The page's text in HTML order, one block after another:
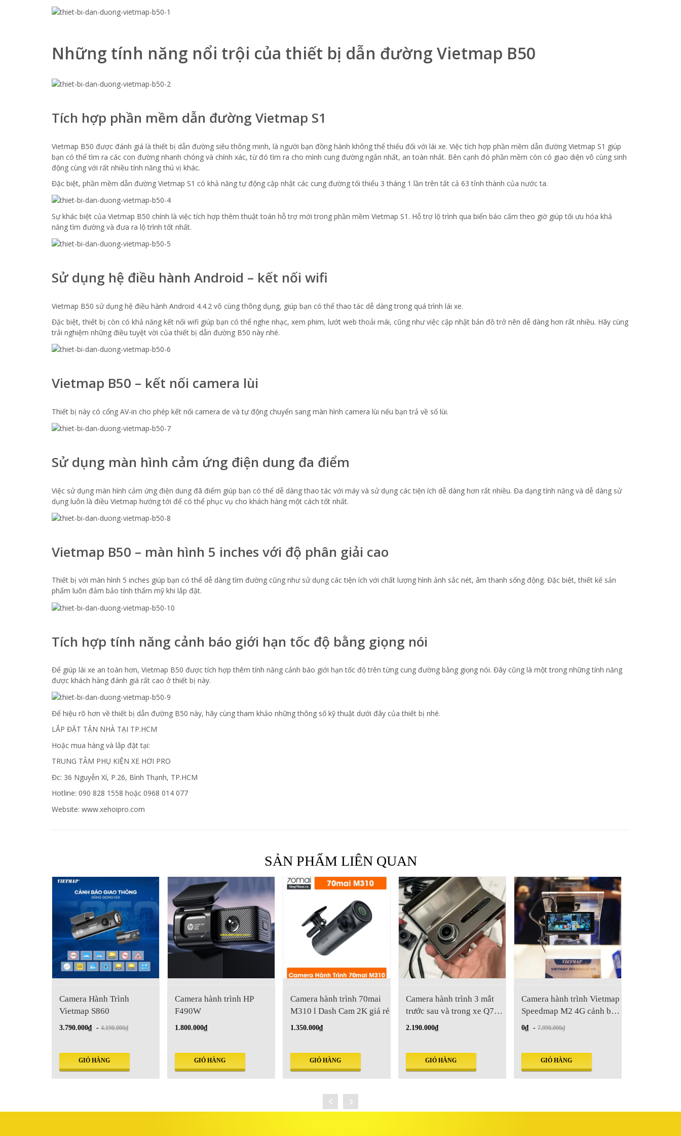
Những tính năng nổi trội của thiết bị dẫn đường Vietmap B50
Tích hợp phần mềm dẫn đường Vietmap S1
Vietmap B50 được đánh giá là thiết bị dẫn đường siêu thông minh, là người bạn đồng hành không thể thiếu đối với lái xe. Việc tích hợp phần mềm dẫn đường Vietmap S1 giúp
bạn có thể tìm ra các con đường nhanh chóng và chính xác, từ đó tìm ra cho mình cung đường ngắn nhất, an toàn nhất. Bên cạnh đó phần mềm còn có giao diện vô cùng sinh
động cùng với rất nhiều tính năng thú vị khác.
Đặc biệt, phần mềm dẫn đường Vietmap S1 có khả năng tự động cập nhật các cung đường tối thiểu 3 tháng 1 lần trên tất cả 63 tỉnh thành của nước ta.
Sự khác biệt của Vietmap B50 chính là việc tích hợp thêm thuật toán hỗ trợ mới trong phần mềm Vietmap S1. Hỗ trợ lộ trình qua biển báo cấm theo giờ giúp tối ưu hóa khả
năng tìm đường và đưa ra lộ trình tốt nhất.
Sử dụng hệ điều hành Android – kết nối wifi
Vietmap B50 sử dụng hệ điều hành Android 4.4.2 vô cùng thông dụng, giúp bạn có thể thao tác dễ dàng trong quá trình lái xe.
Đặc biệt, thiết bị còn có khả năng kết nối wifi giúp bạn có thể nghe nhạc, xem phim, lướt web thoải mái, cũng như việc cập nhật bản đồ trở nên dễ dàng hơn rất nhiều. Hãy cùng
trải nghiệm những điều tuyệt vời của thiết bị dẫn đường B50 này nhé.
Vietmap B50 – kết nối camera lùi
Thiết bị này có cổng AV-in cho phép kết nối camera de và tự động chuyển sang màn hình camera lùi nếu bạn trả về số lùi.
Sử dụng màn hình cảm ứng điện dung đa điểm
Việc sử dụng màn hình cảm ứng điện dung đã điểm giúp bạn có thể dễ dàng thao tác với máy và sử dụng các tiện ích dễ dàng hơn rất nhiều. Đa dạng tính năng và dễ dàng sử
dụng luôn là điều Vietmap hướng tới để có thể phục vụ cho khách hàng một cách tốt nhất.
Vietmap B50 – màn hình 5 inches với độ phân giải cao
Thiết bị với màn hình 5 inches giúp bạn có thể dễ dàng tìm đường cũng như sử dụng các tiện ích với chất lượng hình ảnh sắc nét, âm thanh sống động. Đặc biệt, thiết kế sản
phẩm luôn đảm bảo tính thẩm mỹ khi lắp đặt.
Tích hợp tính năng cảnh báo giới hạn tốc độ bằng giọng nói
Để giúp lái xe an toàn hơn, Vietmap B50 được tích hợp thêm tính năng cảnh báo giới hạn tốc độ trên từng cung đường bằng giọng nói. Đây cũng là một trong những tính năng
được khách hàng đánh giá rất cao ở thiết bị này.
Để hiệu rõ hơn về thiết bị dẫn đường B50 này, hãy cùng tham khảo những thông số kỹ thuật dưới đây của thiết bị nhé.
LẮP ĐẶT TẬN NHÀ TẠI TP.HCM
Hoặc mua hàng và lắp đặt tại:
TRUNG TÂM PHỤ KIỆN XE HƠI PRO
Đc: 36 Nguyễn Xí, P.26, Bình Thạnh, TP.HCM
Hotline: 090 828 1558 hoặc 0968 014 077
Website: www.xehoipro.com
SẢN PHẨM LIÊN QUAN
Camera Hành Trình
Vietmap S860
3.790.000₫ - 4.190.000₫
GIỎ HÀNG
Camera hành trình HP
F490W
1.800.000₫
GIỎ HÀNG
Camera hành trình 70mai
M310 l Dash Cam 2K giá rẻ
1.350.000₫
GIỎ HÀNG
Camera hành trình 3 mắt
trước sau và trong xe Q7
2K
2.190.000₫
GIỎ HÀNG
Camera hành trình Vietmap
Speedmap M2 4G cảnh báo
giao thông
0₫ - 7.990.000₫
GIỎ HÀNG